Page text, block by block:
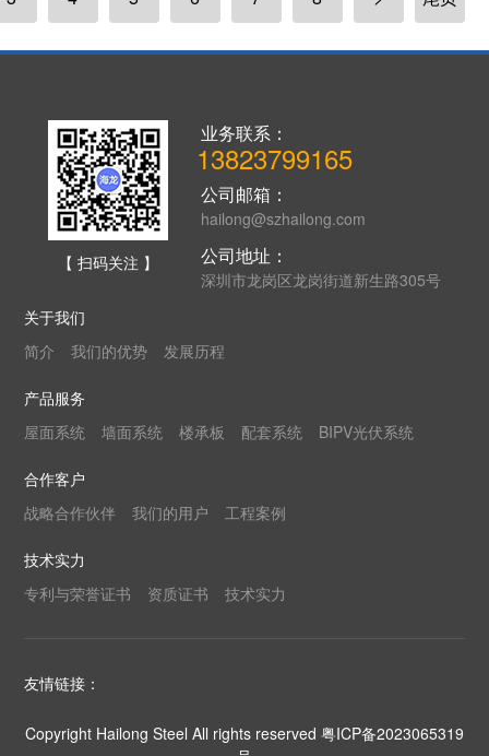
【 扫码关注 】
业务联系：
13823799165
公司邮箱：
hailong@szhailong.com
公司地址：
深圳市龙岗区龙岗街道新生路305号
关于我们
简介
我们的优势 发展历程
产品服务
屋面系统
墙面系统 楼承板 配套系统 BIPV光伏系统
合作客户
战略合作伙伴
我们的用户 工程案例
技术实力
专利与荣誉证书
资质证书 技术实力
友情链接：
Copyright Hailong Steel All rights reserved 粤ICP备2023065319